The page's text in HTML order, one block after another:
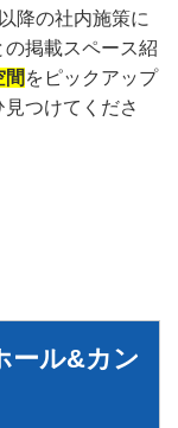
降の社内施策に
掲載スペース紹
間 をピックアップ
つけてくださ
ール&カン